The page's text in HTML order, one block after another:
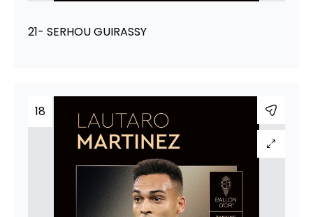
21- SERHOU GUIRASSY
18